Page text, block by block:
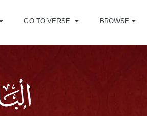
GO TO VERSE BROWSE